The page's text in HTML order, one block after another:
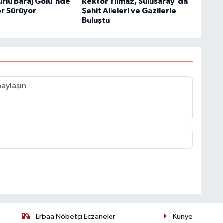
Sürüyor
Şehit Aileleri ve Gazilerle
Buluştu
Erbaa Nöbetçi Eczaneler Künye